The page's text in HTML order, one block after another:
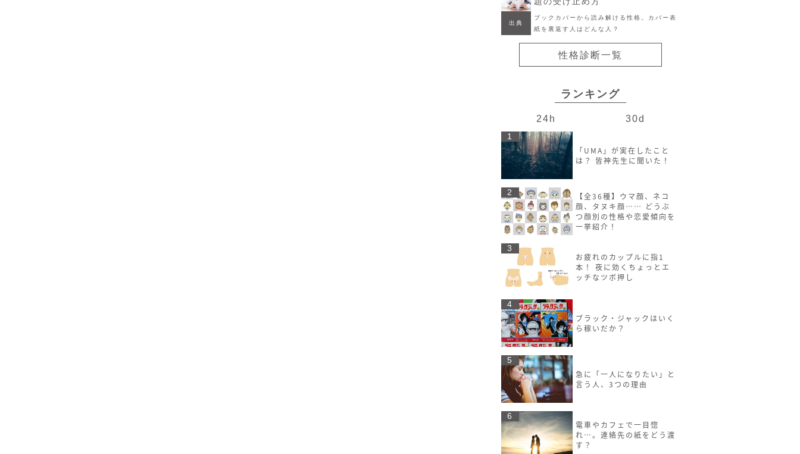
出典
ブックカバーから読み解ける性格。カバー表
紙を裏返す人はどんな人？
性格診断一覧
ランキング
24h 30d
1
「UMA」が実在したこと
は？ 皆神先生に聞いた！
2
【全36種】ウマ顔、ネコ
顔、タヌキ顔…… どうぶ
つ顔別の性格や恋愛傾向を
一挙紹介！
3
お疲れのカップルに指1
本！ 夜に効くちょっとエ
ッチなツボ押し
4
ブラック・ジャックはいく
ら稼いだか？
5
急に「一人になりたい」と
言う人、3つの理由
6
電車やカフェで一目惚
れ…。連絡先の紙をどう渡
す？